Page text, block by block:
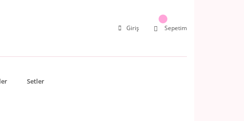
Giriş Sepetim
Setler